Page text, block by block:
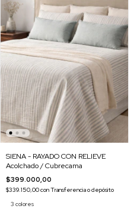
SIENA - RAYADO CON RELIEVE
Acolchado / Cubrecama
$399.000,00
$339.150,00conTransferencia o depósito
3 colores